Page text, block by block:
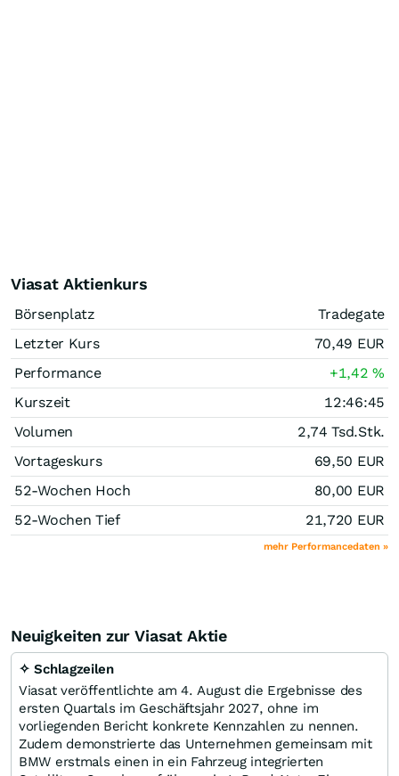
Viasat Aktienkurs
Börsenplatz
Tradegate
Letzter Kurs
70,49 EUR
Performance
+1,42%
Kurszeit
12:46:45
Volumen
2,74 Tsd.Stk.
Vortageskurs
69,50 EUR
52-Wochen Hoch
80,00 EUR
52-Wochen Tief
21,720 EUR
mehr Performancedaten »
Neuigkeiten zur Viasat Aktie
✧ Schlagzeilen
Viasat veröffentlichte am 4. August die Ergebnisse des
ersten Quartals im Geschäftsjahr 2027, ohne im
vorliegenden Bericht konkrete Kennzahlen zu nennen.
Zudem demonstrierte das Unternehmen gemeinsam mit
BMW erstmals einen in ein Fahrzeug integrierten